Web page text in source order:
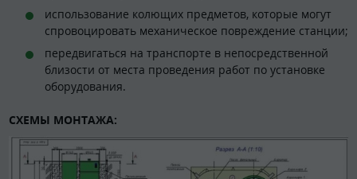
использование колющих предметов, которые могут
спровоцировать механическое повреждение станции;
передвигаться на транспорте в непосредственной
близости от места проведения работ по установке
оборудования.
СХЕМЫ МОНТАЖА: